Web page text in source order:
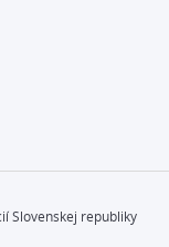
Slovenskej republiky